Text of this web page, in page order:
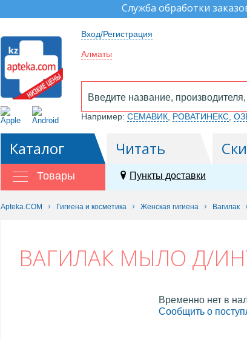
Служба обработки
Вход/Регистрация
Алматы
Например: СЕМАВИК РОВАТИНЕКС
Каталог Читать
Товары Пункты доставки
Apteka.COM Гигиена и косметика Женская гигиена Вагилак
ВАГИЛАК МЫЛО Д/
Временно нет в
Сообщить о